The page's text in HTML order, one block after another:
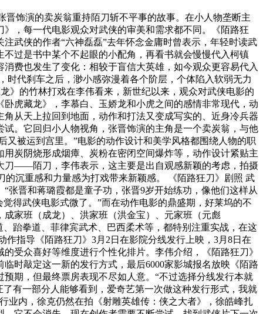
饰演的卖炭翁重持陌刀斩不平事的故事。在小人物垄断主
，每一代电影观众对武侠的审美和需求都不同。《陌路狂
武侠的作者“六神磊磊”去年怀念金庸时曾表示，年轻时读武
过是书中某个不起眼的小配角，再看书就会慢慢代入柯镇
费也发生了变化：相较于盲信大英雄，如今观众更容易代入
时代刹车之后，渺小感弥漫着各个阶层，个体陷入软弱无力
》的竹林打戏在李伟看来，新世纪以来，观众对武侠电影的
虎藏龙》，李慕白、玉娇龙和小虎之间的感情非常现代，动
从天上拉回到地面，动作和打法又变成写实的、近身冷兵器
。它回归小人物视角，张晋饰演的主角是一个卖炭翁，与他
被运到宫里。”电影的动作设计和美学风格都围绕人物的职
炭阴烧形成烟瘴、炭粉在密闭空间爆炸等，动作设计紧贴主
刀——陌刀，李伟表示，这主要是出自观感新颖的考虑，拍摄
沉重感和力量感为打戏带来新颖感。 《陌路狂刀》剧照 武
张晋和蒋璐霞都是童子功，张晋9岁开始练功，像他们这样从
得武侠电影式微了。”而在动作电影的鼎盛期，好莱坞的不
家班（成龙）、洪家班（洪金宝）、元家班（元彪
跆拳道、菲律宾武术、巴西柔术等，都特别注重实战，在这
指导《陌路狂刀》3月2日在影院分线发行上映，3月8日在
受众喜好等维度进行个性化排片。李伟介绍，《陌路狂刀》
时敲定这一新的发行方式，最后6000家影城报名放映《陌路
期，但最终票房表现不尽如人意。“不过选择分线发行本就
有一部分人能够看到，爱奇艺第一次做这种发行形式，我就
业内，徐克仍然在拍《射雕英雄传：侠之大者》，徐皓峰扎